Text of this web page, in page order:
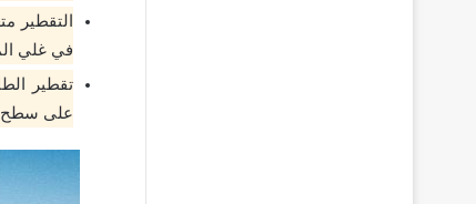
التقطير
في غلي
تقطير
على سطح